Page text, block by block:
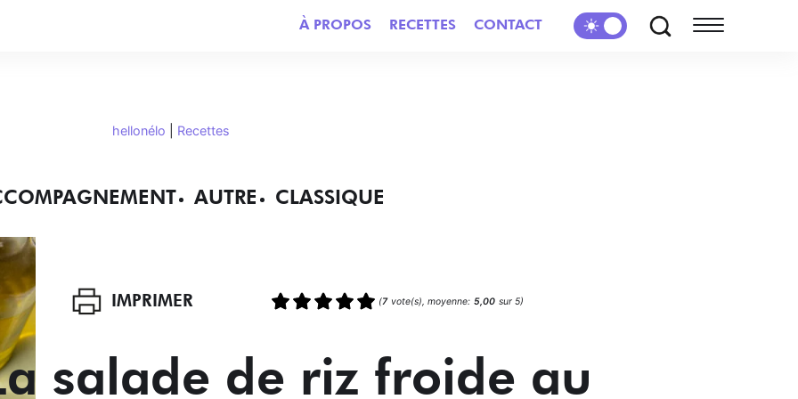
À PROPOS RECETTES CONTACT
hellonélo Recettes
AUTRE CLASSIQUE
IMPRIMER (7 vote(s), moyenne: 5,00 sur 5)
salade de riz froide au